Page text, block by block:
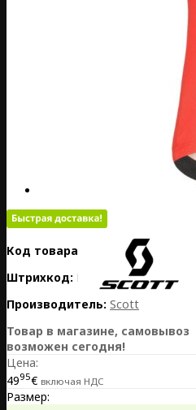
Код товара:
EE02-288691-5102
Штрихкод: EE02-288691-5102
Производитель: Scott
Товар в магазине, самовывоз
возможен сегодня!
Цена:
4995€ включая НДС
Размер: